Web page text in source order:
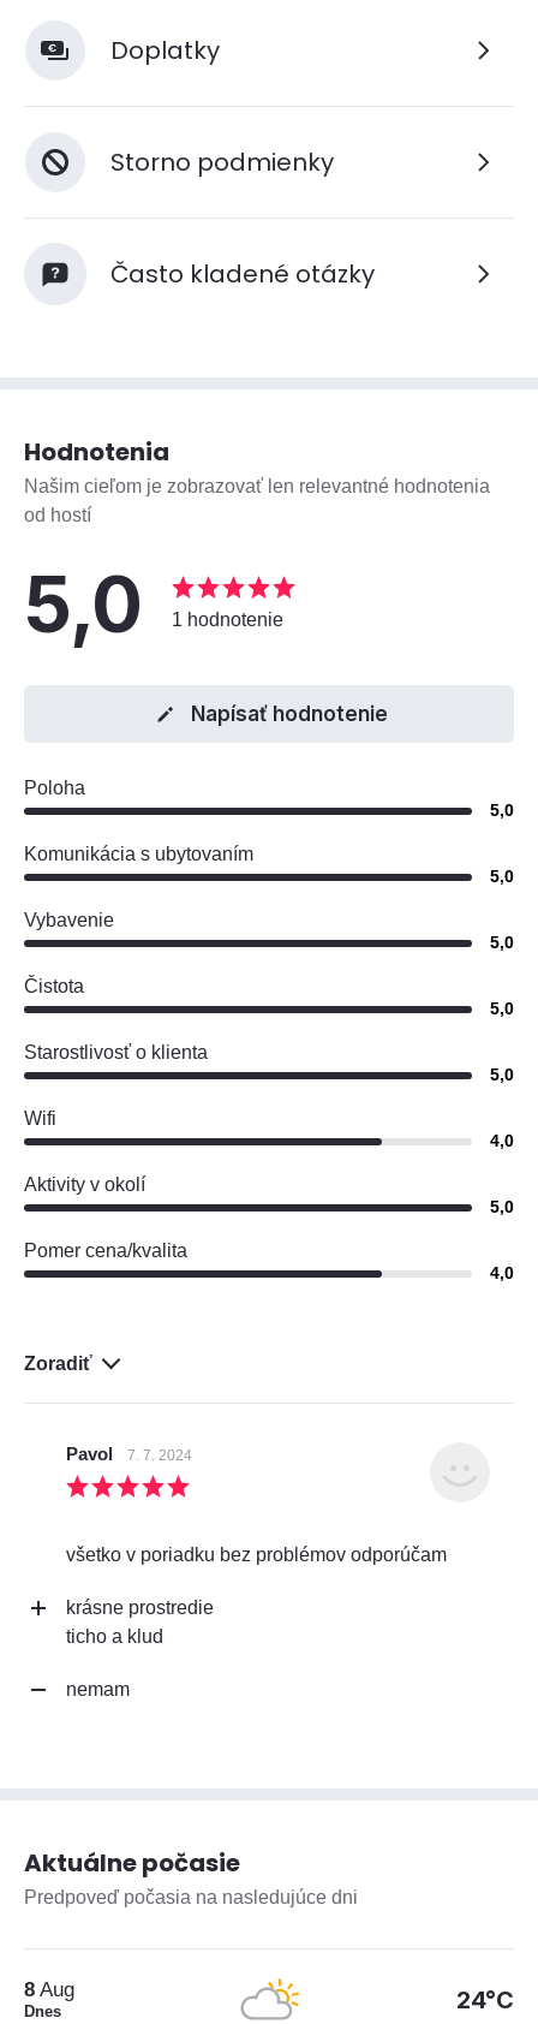
Doplatky
Storno podmienky
Často kladené otázky
Hodnotenia
Našim cieľom je zobrazovať len relevantné hodnotenia
od hostí
5,0 1 hodnotenie
Napísať hodnotenie
Poloha
5,0
Komunikácia s ubytovaním
5,0
Vybavenie
5,0
Čistota
5,0
Starostlivosť o klienta
5,0
Wifi
4,0
Aktivity v okolí
5,0
Pomer cena/kvalita
4,0
Zoradiť
Pavol 7. 7. 2024
všetko v poriadku bez problémov odporúčam
krásne prostredie
ticho a klud
nemam
Aktuálne počasie
Predpoveď počasia na nasledujúce dni
8 Aug
Dnes 24°C